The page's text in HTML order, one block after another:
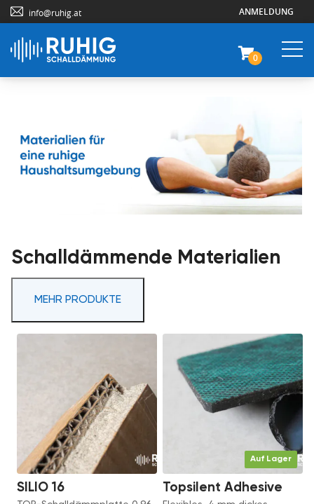
info@ruhig.at ANMELDUNG
0
Schalldämmende Materialien
MEHR PRODUKTE
SILIO 16
Auf Lager
Topsilent Adhesive